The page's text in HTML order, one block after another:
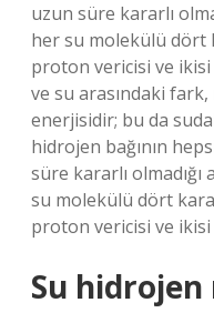
uzun süre kararlı
her su molekülü dört
proton vericisi ve ikisi
ve su arasındaki
enerjisidir; bu da
hidrojen bağının
süre kararlı olmadığı
su molekülü dört
proton vericisi ve ikisi
Su